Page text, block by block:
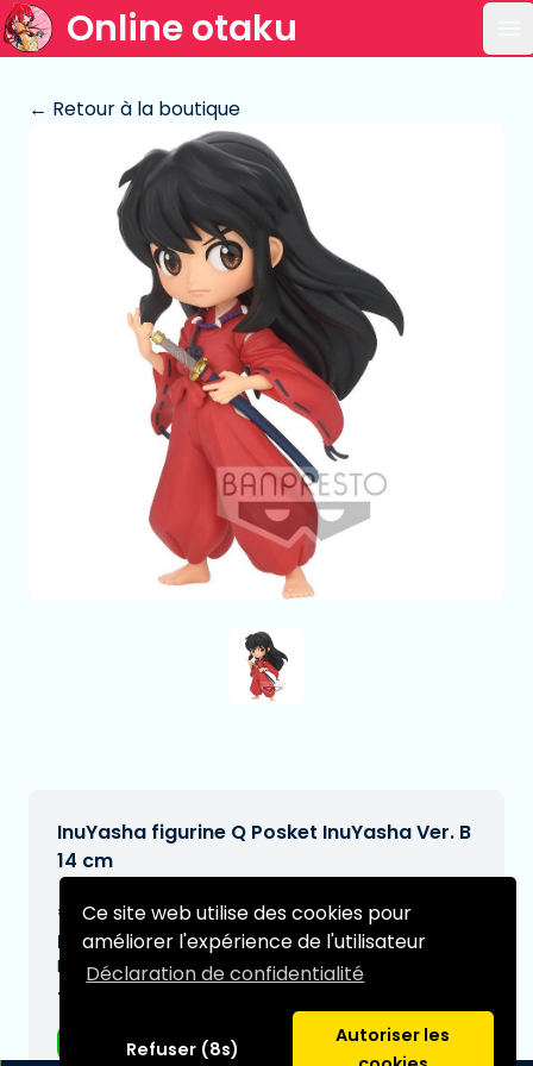
Ce site web utilise des cookies pour
améliorer l'expérience de l'utilisateur
Déclaration de confidentialité
Refuser (8s)
Autoriser les
Online otaku
← Retour à la boutique
InuYasha figurine Q Posket InuYasha Ver. B
14 cm
€31,14[Sous réserve de modifications]
Date de livraison prévue:
N/A
Type:
Figurines d'anime